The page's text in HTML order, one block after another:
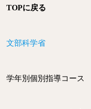
TOPに戻る
文部科学省
学年別個別指導コース